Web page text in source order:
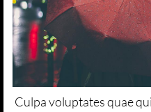
Culpa voluptates quae